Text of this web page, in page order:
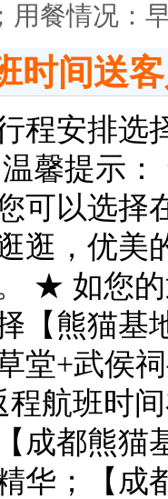
用餐情况：
时间送
程安排选
馨提示
可以选择
逛，优美
★ 如您的
【熊猫基
堂+武侯
航班时
成都熊猫
华；【成